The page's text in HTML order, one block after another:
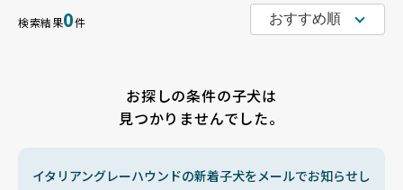
検索結果0件
お探しの条件の子犬は
見つかりませんでした。
イタリアングレーハウンドの新着子犬をメールでお知らせし